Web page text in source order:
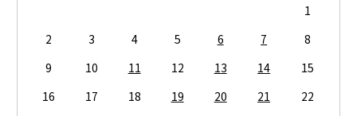
1
2
3 4 5 6 7
8
9
10 11 12 13 14
15
16
17 18 19 20 21
22